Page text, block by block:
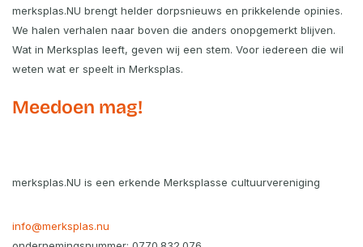
merksplas.NU brengt helder dorpsnieuws en prikkelende opinies.
We halen verhalen naar boven die anders onopgemerkt blijven.
Wat in Merksplas leeft, geven wij een stem. Voor iedereen die wil
weten wat er speelt in Merksplas.
Meedoen mag!
merksplas.NU is een erkende Merksplasse cultuurvereniging
info@merksplas.nu